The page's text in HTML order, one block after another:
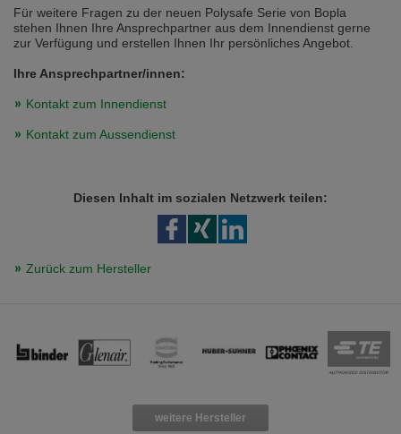
Für weitere Fragen zu der neuen Polysafe Serie von Bopla
stehen Ihnen Ihre Ansprechpartner aus dem Innendienst gerne
zur Verfügung und erstellen Ihnen Ihr persönliches Angebot.
Ihre Ansprechpartner/innen:
Kontakt zum Innendienst
Kontakt zum Aussendienst
Diesen Inhalt im sozialen Netzwerk teilen:
Zurück zum Hersteller
weitere Hersteller